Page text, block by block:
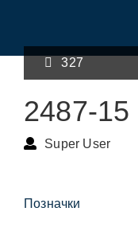
327
2487-15
Super User
Позначки